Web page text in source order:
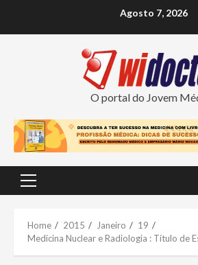
Agosto 7, 2026
O portal do Jovem
Primary
Home 2015 Janeiro
19
Medicina Nuclear e Radiologia : Título de